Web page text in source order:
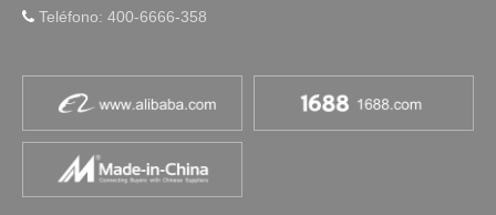
 Teléfono: 400-6666-358